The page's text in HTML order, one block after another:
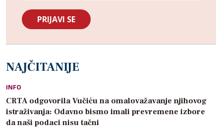
NAJČITANIJE
INFO
CRTA odgovorila Vučiću na omalovažavanje njihovog
istraživanja: Odavno bismo imali prevremene izbore
da naši podaci nisu tačni